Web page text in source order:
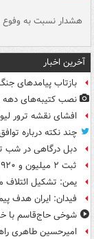
هشدار نسبت به وفوع
آخرین اخبار
بازتاب پیامدهای
نصب کتیبه‌های دهه
افشای نقشه ترور
چند نکته درباره
دبل درگاهی در شب
ثبت ۲ میلیون و ۹۲۰ هزار تردد در مرز مهران طی ایام اربعین
یمن: تشکیل ائتلاف
فیدان: ایران هدف
شوخی حاج‌قاسم با
امیرحسین طاهری